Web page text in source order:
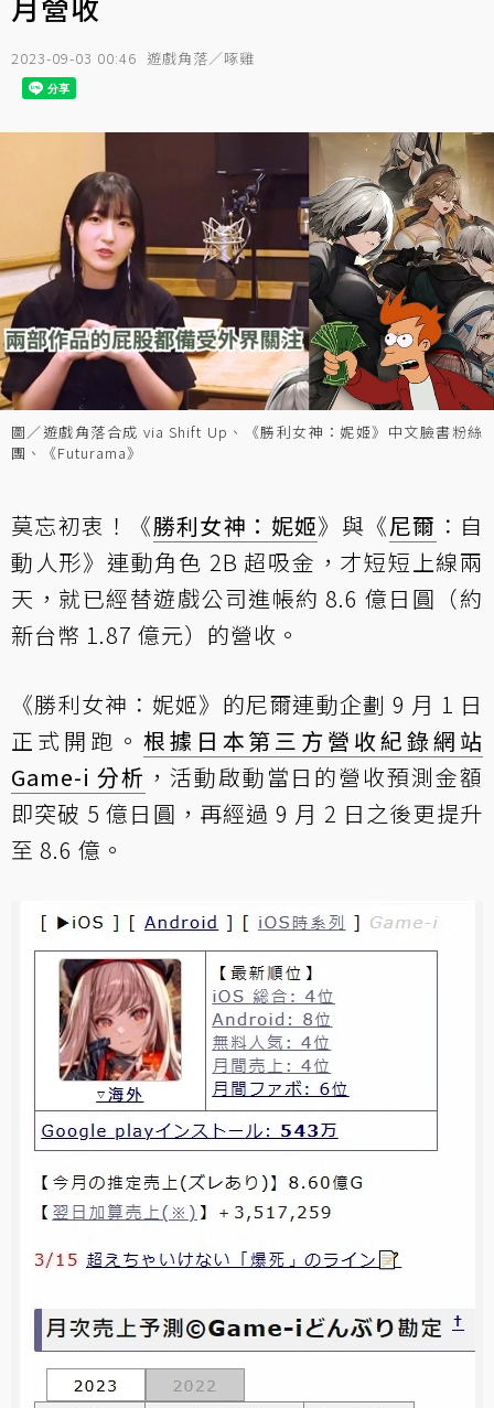
2023-09-03 00:46 遊戲角落／啄雞
圖／遊戲角落合成 via Shift Up、《勝利女神：妮姬》中文臉書粉絲
團、《Futurama》
莫忘初衷！《勝利女神：妮姬》與《尼爾 ：自
動人形》連動角色 2B 超吸金，才短短上線兩
天，就已經替遊戲公司進帳約 8.6 億日圓（約
新台幣 1.87 億元）的營收。
《勝利女神：妮姬》的尼爾連動企劃 9 月 1 日
正式開跑。 根據日本第三方營收紀錄網站
Game-i 分析 ，活動啟動當日的營收預測金額
即突破 5 億日圓，再經過 9 月 2 日之後更提升
至 8.6 億。